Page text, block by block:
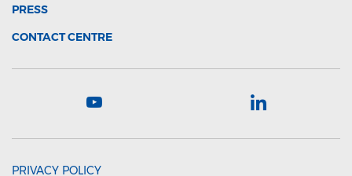
PRESS
CONTACT CENTRE
PRIVACY POLICY